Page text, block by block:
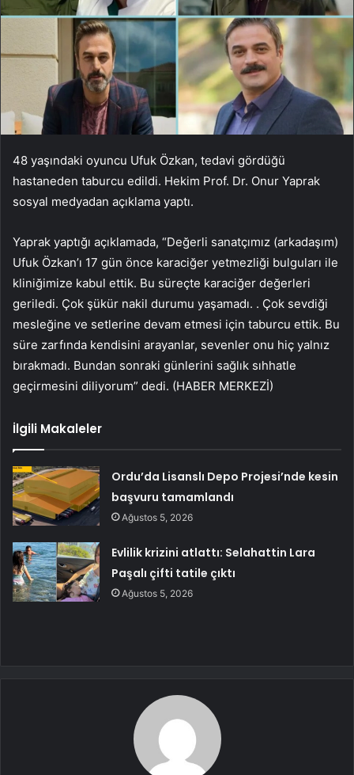
48 yaşındaki oyuncu Ufuk Özkan, tedavi gördüğü
hastaneden taburcu edildi. Hekim Prof. Dr. Onur Yaprak
sosyal medyadan açıklama yaptı.
Yaprak yaptığı açıklamada, “Değerli sanatçımız (arkadaşım)
Ufuk Özkan’ı 17 gün önce karaciğer yetmezliği bulguları ile
kliniğimize kabul ettik. Bu süreçte karaciğer değerleri
geriledi. Çok şükür nakil durumu yaşamadı. . Çok sevdiği
mesleğine ve setlerine devam etmesi için taburcu ettik. Bu
süre zarfında kendisini arayanlar, sevenler onu hiç yalnız
bırakmadı. Bundan sonraki günlerini sağlık sıhhatle
geçirmesini diliyorum” dedi. (HABER MERKEZİ)
İlgili Makaleler
Ordu’da Lisanslı Depo Projesi’nde kesin
başvuru tamamlandı
Ağustos 5, 2026
Evlilik krizini atlattı: Selahattin Lara
Paşalı çifti tatile çıktı
Ağustos 5, 2026